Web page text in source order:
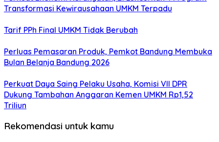
Transformasi Kewirausahaan UMKM Terpadu
Tarif PPh Final UMKM Tidak Berubah
Perluas Pemasaran Produk, Pemkot Bandung Membuka
Bulan Belanja Bandung 2026
Perkuat Daya Saing Pelaku Usaha, Komisi VII DPR
Dukung Tambahan Anggaran Kemen UMKM Rp1,52
Triliun
Rekomendasi untuk kamu